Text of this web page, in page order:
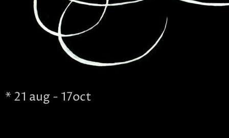
* 21 aug - 17oct